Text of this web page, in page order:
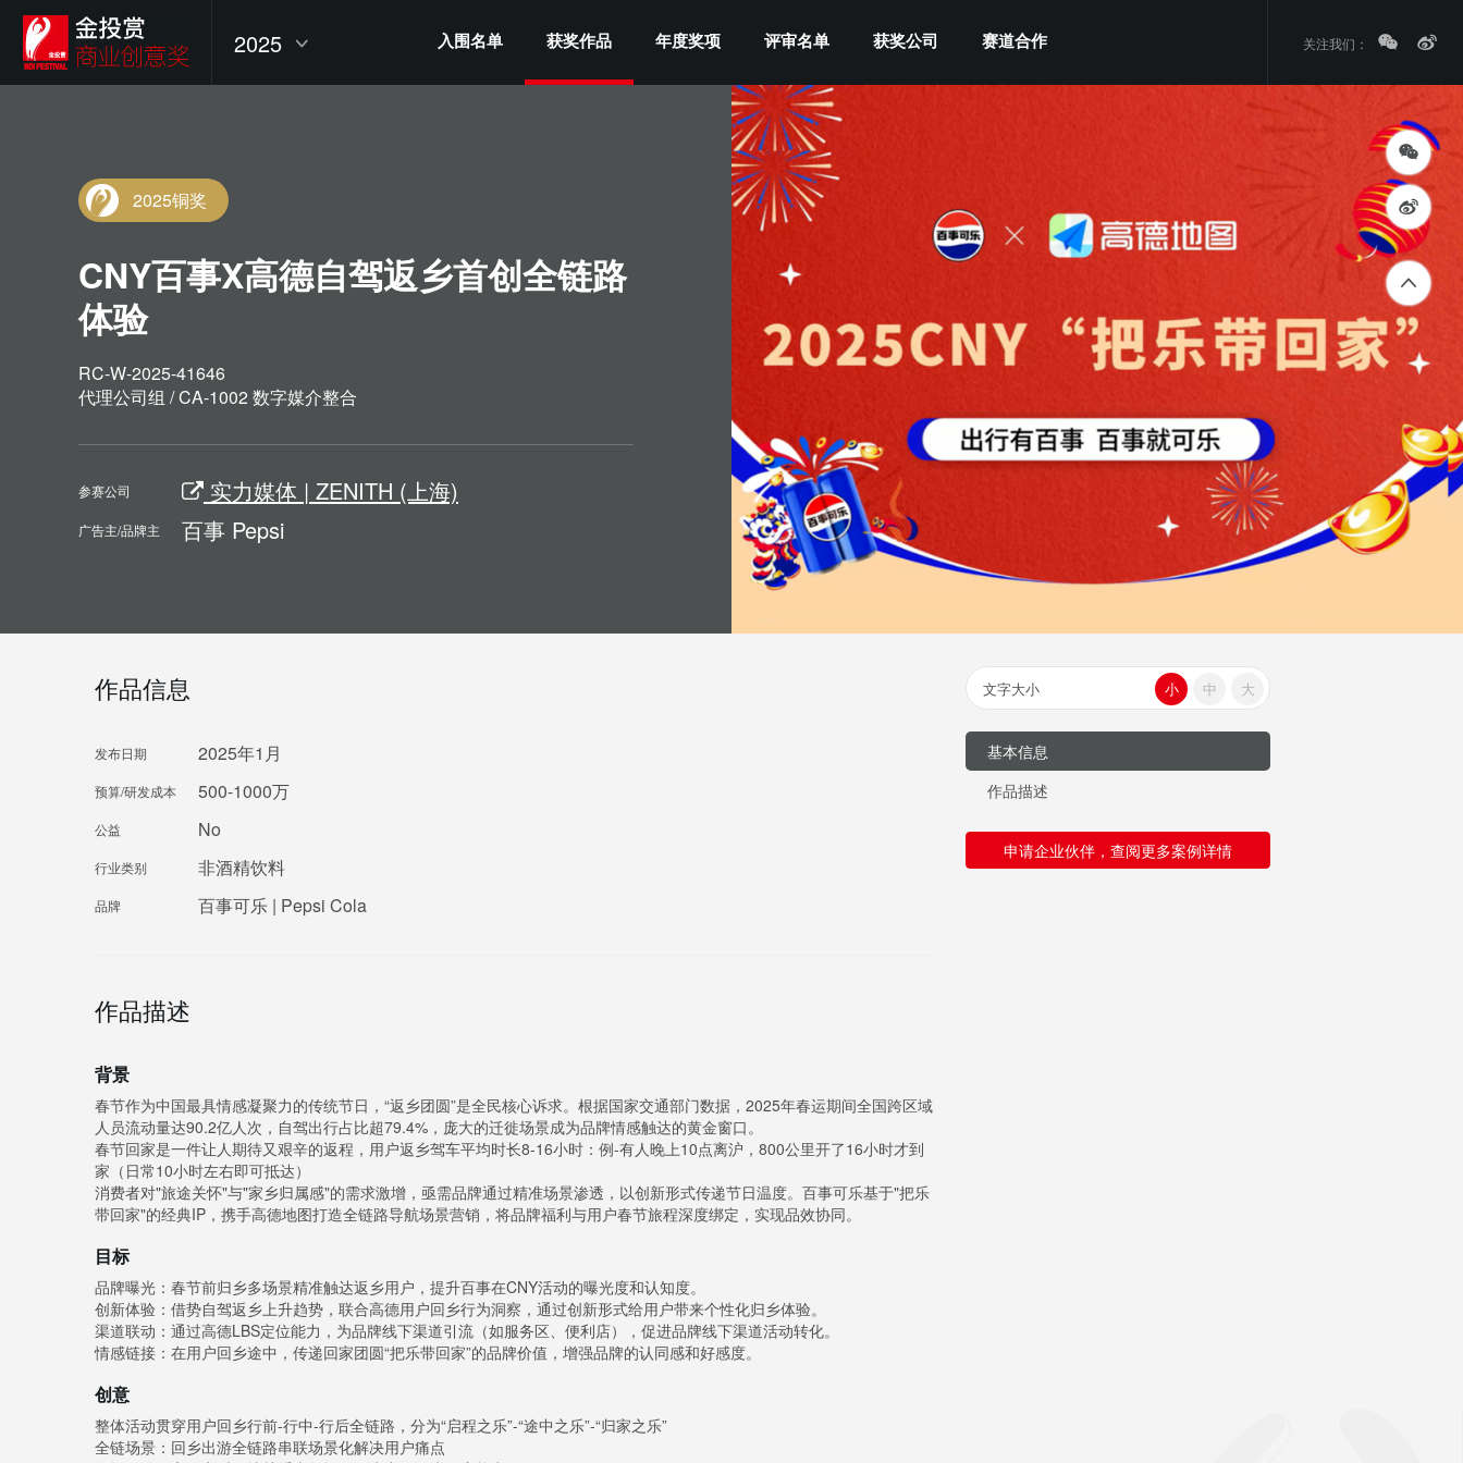
2025 入围名单 获奖作品 年度奖项 评审名单 获奖公司 赛道合作 关注我们：
2025铜奖
CNY百事X高德自驾返乡首创全链路
体验
RC-W-2025-41646
代理公司组 / CA-1002 数字媒介整合
参赛公司 实力媒体 | ZENITH (上海)
广告主/品牌主 百事 Pepsi
作品信息
发布日期 2025年1月
预算/研发成本 500-1000万
公益 No
行业类别 非酒精饮料
品牌 百事可乐 | Pepsi Cola
作品描述
背景
春节作为中国最具情感凝聚力的传统节日，“返乡团圆”是全民核心诉求。根据国家交通部门数据，2025年春运期间全国跨区域
人员流动量达90.2亿人次，自驾出行占比超79.4%，庞大的迁徙场景成为品牌情感触达的黄金窗口。
春节回家是一件让人期待又艰辛的返程，用户返乡驾车平均时长8-16小时：例-有人晚上10点离沪，800公里开了16小时才到
家（日常10小时左右即可抵达）
消费者对"旅途关怀"与"家乡归属感"的需求激增，亟需品牌通过精准场景渗透，以创新形式传递节日温度。百事可乐基于"把乐
带回家"的经典IP，携手高德地图打造全链路导航场景营销，将品牌福利与用户春节旅程深度绑定，实现品效协同。
目标
品牌曝光：春节前归乡多场景精准触达返乡用户，提升百事在CNY活动的曝光度和认知度。
创新体验：借势自驾返乡上升趋势，联合高德用户回乡行为洞察，通过创新形式给用户带来个性化归乡体验。
渠道联动：通过高德LBS定位能力，为品牌线下渠道引流（如服务区、便利店），促进品牌线下渠道活动转化。
情感链接：在用户回乡途中，传递回家团圆“把乐带回家”的品牌价值，增强品牌的认同感和好感度。
创意
整体活动贯穿用户回乡行前-行中-行后全链路，分为“启程之乐”-“途中之乐”-“归家之乐”
全链场景：回乡出游全链路串联场景化解决用户痛点
文字大小 大
中
小
基本信息
作品描述
申请企业伙伴，查阅更多案例详情